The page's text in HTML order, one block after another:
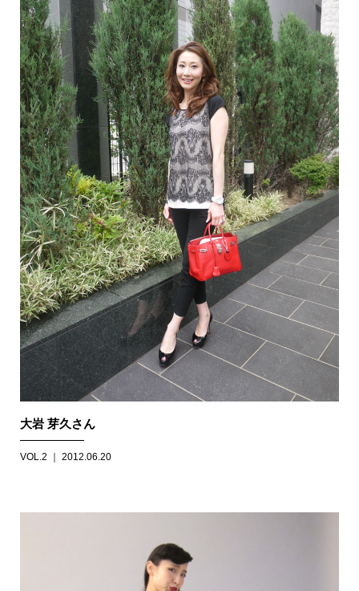
大岩 芽久さん
VOL.2 ｜ 2012.06.20